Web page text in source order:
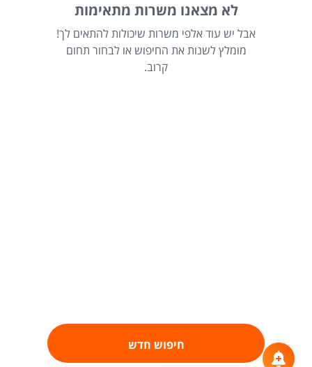
לא מצאנו משרות מתאימות
אבל יש עוד אלפי משרות שיכולות להתאים לך!
מומלץ לשנות את החיפוש או לבחור תחום
קרוב.
חיפוש חדש